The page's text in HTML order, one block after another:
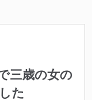
三歳の女の
た